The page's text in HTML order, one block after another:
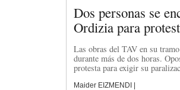
Dos personas se
Ordizia para
Las obras del TAV en su
durante más de dos horas.
protesta para exigir su
Maider EIZMENDI |